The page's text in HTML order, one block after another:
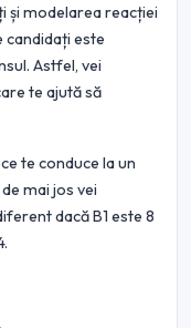
și modelarea reacției
candidați este
Astfel, vei
te ajută să
te conduce la un
mai jos vei
dacă B1 este 8